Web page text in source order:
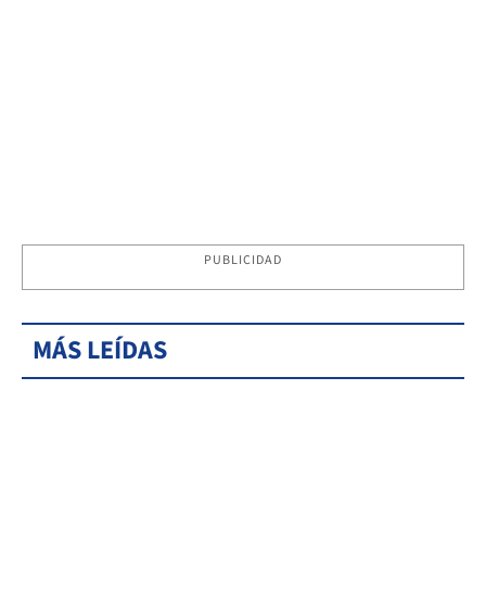
PUBLICIDAD
MÁS LEÍDAS